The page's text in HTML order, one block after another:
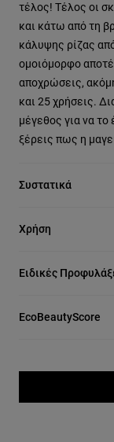
τέλος! Τέλος οι
και κάτω από τη
κάλυψης ρίζας
ομοιόμορφο
αποχρώσεις,
και 25 χρήσεις.
μέγεθος για να το
ξέρεις πως η
Συστατικά
Χρήση
Ειδικές
EcoBeautyScore